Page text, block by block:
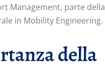
Management, parte della
in Mobility Engineering.​
della